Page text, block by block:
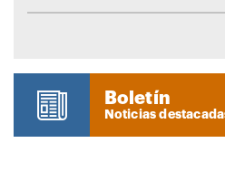
Boletín
Noticias